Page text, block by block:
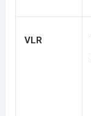
VLR